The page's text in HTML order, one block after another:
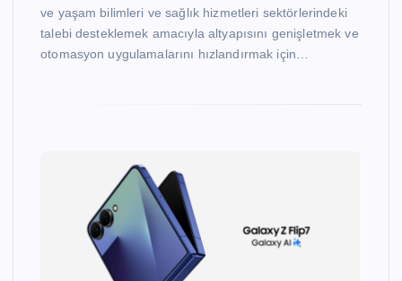
ve yaşam bilimleri ve sağlık hizmetleri sektörlerindeki
talebi desteklemek amacıyla altyapısını genişletmek ve
otomasyon uygulamalarını hızlandırmak için…